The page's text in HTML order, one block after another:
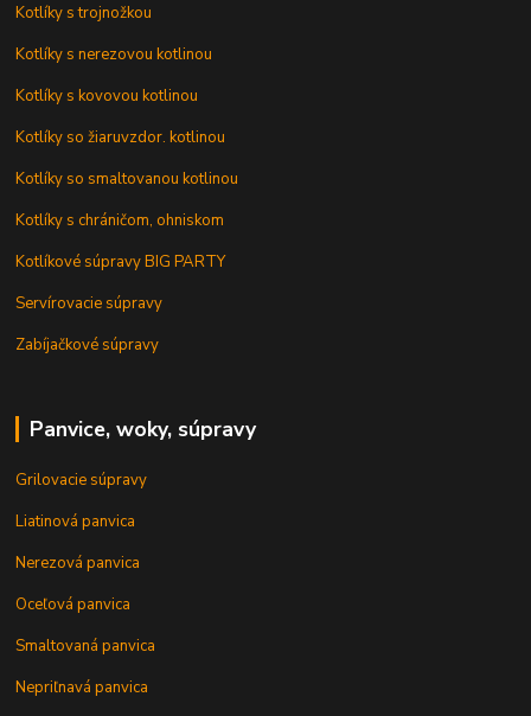
Kotlíky s trojnožkou
Kotlíky s nerezovou kotlinou
Kotlíky s kovovou kotlinou
Kotlíky so žiaruvzdor. kotlinou
Kotlíky so smaltovanou kotlinou
Kotlíky s chráničom, ohniskom
Kotlíkové súpravy BIG PARTY
Servírovacie súpravy
Zabíjačkové súpravy
Panvice, woky, súpravy
Grilovacie súpravy
Liatinová panvica
Nerezová panvica
Oceľová panvica
Smaltovaná panvica
Nepriľnavá panvica